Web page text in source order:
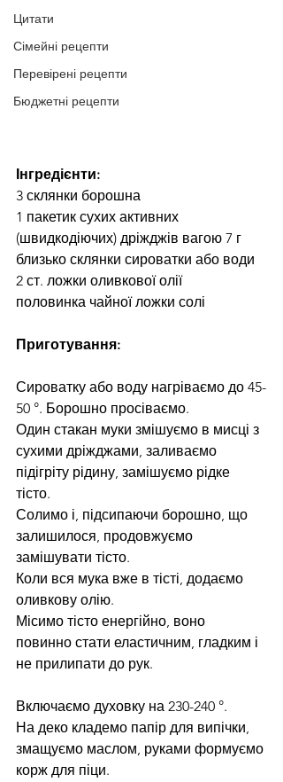
Цитати
Сімейні рецепти
Перевірені рецепти
Бюджетні рецепти
Інгредієнти:
3 склянки борошна
1 пакетик сухих активних
(швидкодіючих) дріжджів вагою 7 г
близько склянки сироватки або води
2 ст. ложки оливкової олії
половинка чайної ложки солі
Приготування:
Сироватку або воду нагріваємо до 45-
50 °. Борошно просіваємо.
Один стакан муки змішуємо в мисці з
сухими дріжджами, заливаємо
підігріту рідину, замішуємо рідке
тісто.
Солимо і, підсипаючи борошно, що
залишилося, продовжуємо
замішувати тісто.
Коли вся мука вже в тісті, додаємо
оливкову олію.
Місимо тісто енергійно, воно
повинно стати еластичним, гладким і
не прилипати до рук.
Включаємо духовку на 230-240 °.
На деко кладемо папір для випічки,
змащуємо маслом, руками формуємо
корж для піци.